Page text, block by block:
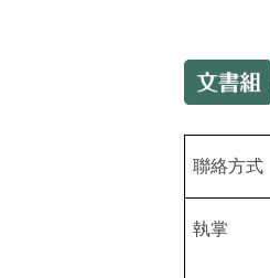
聯絡方式
執掌